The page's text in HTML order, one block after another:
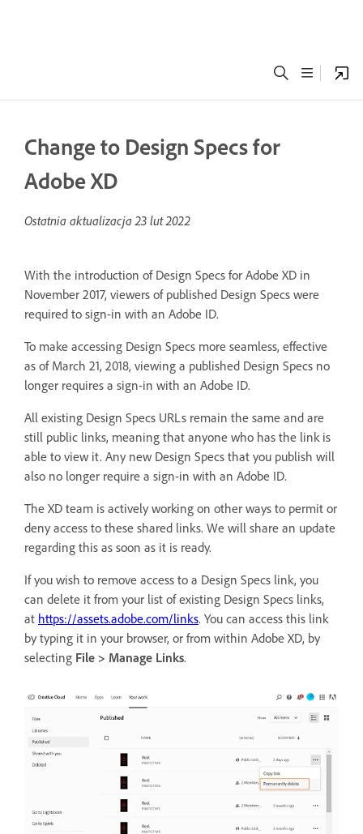
Change to Design Specs for
Adobe XD
Ostatnia aktualizacja23 lut 2022
With the introduction of Design Specs for Adobe XD in
November 2017, viewers of published Design Specs were
required to sign-in with an Adobe ID.
To make accessing Design Specs more seamless, effective
as of March 21, 2018, viewing a published Design Specs no
longer requires a sign-in with an Adobe ID.
All existing Design Specs URLs remain the same and are
still public links, meaning that anyone who has the link is
able to view it. Any new Design Specs that you publish will
also no longer require a sign-in with an Adobe ID.
The XD team is actively working on other ways to permit or
deny access to these shared links. We will share an update
regarding this as soon as it is ready.
If you wish to remove access to a Design Specs link, you
can delete it from your list of existing Design Specs links,
at https://assets.adobe.com/links. You can access this link
by typing it in your browser, or from within Adobe XD, by
selecting File > Manage Links.